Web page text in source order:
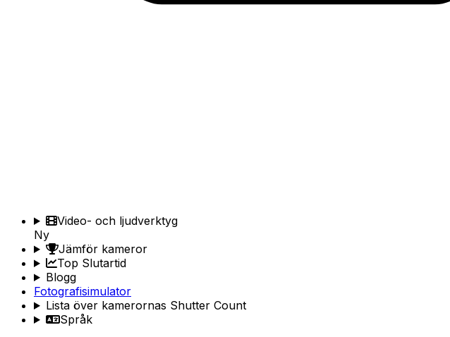
Video- och ljudverktyg
Ny
Jämför kameror
Top Slutartid
Blogg
Fotografisimulator
Lista över kamerornas Shutter Count
Språk